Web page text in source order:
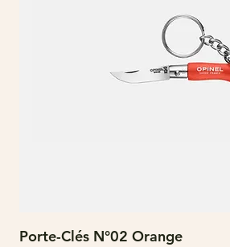
Porte-Clés N°02 Orange